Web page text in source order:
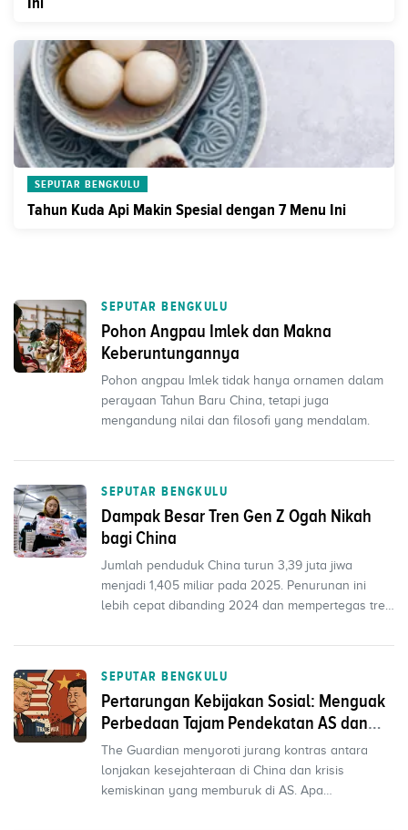
SEPUTAR BENGKULU
Tahun Kuda Api Makin Spesial dengan 7 Menu Ini
SEPUTAR BENGKULU
Pohon Angpau Imlek dan Makna
Keberuntungannya
Pohon angpau Imlek tidak hanya ornamen dalam
perayaan Tahun Baru China, tetapi juga
mengandung nilai dan filosofi yang mendalam.
SEPUTAR BENGKULU
Dampak Besar Tren Gen Z Ogah Nikah
bagi China
Jumlah penduduk China turun 3,39 juta jiwa
menjadi 1,405 miliar pada 2025. Penurunan ini
lebih cepat dibanding 2024 dan mempertegas tren
SEPUTAR BENGKULU
Pertarungan Kebijakan Sosial: Menguak
Perbedaan Tajam Pendekatan AS dan
China pada Kemiskinan
The Guardian menyoroti jurang kontras antara
lonjakan kesejahteraan di China dan krisis
kemiskinan yang memburuk di AS. Apa